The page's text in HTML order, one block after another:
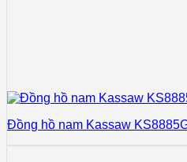
Đồng hồ nam Kassaw